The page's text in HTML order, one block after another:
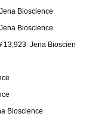
Bioscience
Bioscience
13,923 Jena Bioscien
Bioscience